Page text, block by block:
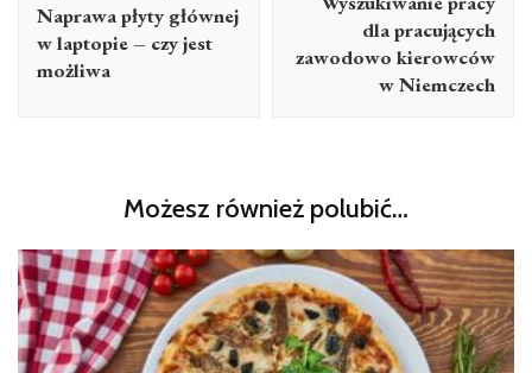
Naprawa płyty głównej
w laptopie – czy jest
możliwa
dla pracujących
zawodowo kierowców
w Niemczech
Możesz również polubić…